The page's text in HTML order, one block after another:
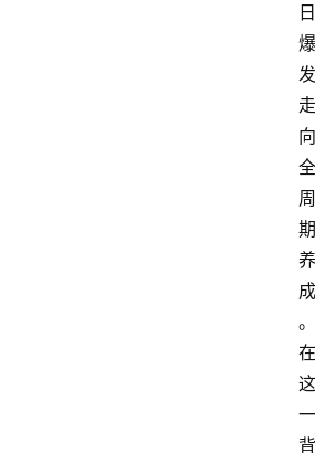
日
爆
发
走
向
全
周
期
养
成
。
在
这
一
背